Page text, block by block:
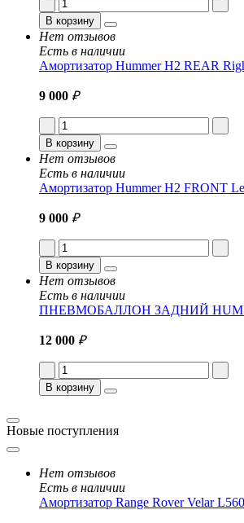
В корзину
Нет отзывов
Есть в наличии
Амортизатор Hummer H2 REAR
9 000 ₽
В корзину
Нет отзывов
Есть в наличии
Амортизатор Hummer H2 FRONT
9 000 ₽
В корзину
Нет отзывов
Есть в наличии
ПНЕВМОБАЛЛОН ЗАДНИЙ
12 000 ₽
В корзину
Новые поступления
Нет отзывов
Есть в наличии
Амортизатор Range Rover Velar